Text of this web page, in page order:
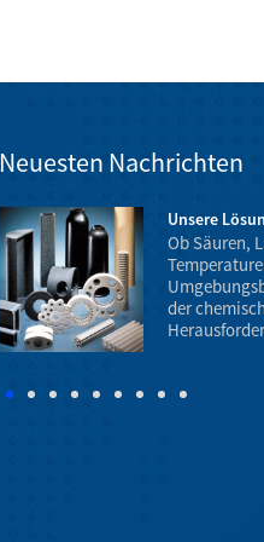
Neuesten Nachrichten
Unsere
Ob Säuren,
der